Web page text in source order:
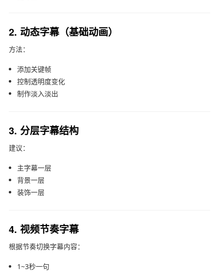
2. 动态字幕（基础动画）
方法：
添加关键帧
控制透明度变化
制作淡入淡出
3. 分层字幕结构
建议：
主字幕一层
背景一层
装饰一层
4. 视频节奏字幕
根据节奏切换字幕内容：
1~3秒一句